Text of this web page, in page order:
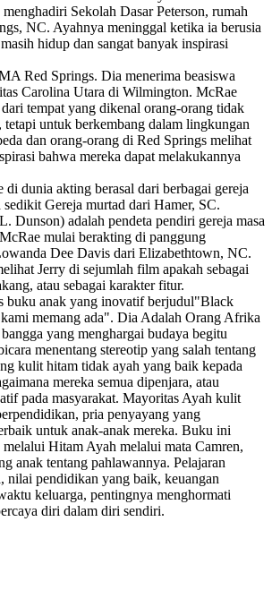
Sekolah Dasar Peterson, rumah
NC. Ayahnya meninggal ketika ia berusia
hidup dan sangat banyak inspirasi
Red Springs. Dia menerima beasiswa
Carolina Utara di Wilmington. McRae
tempat yang dikenal orang-orang tidak
untuk berkembang dalam lingkungan
dan orang-orang di Red Springs melihat
bahwa mereka dapat melakukannya
di dunia akting berasal dari berbagai gereja
Gereja murtad dari Hamer, SC.
Dunson) adalah pendeta pendiri gereja masa
mulai berakting di panggung
Dee Davis dari Elizabethtown, NC.
Jerry di sejumlah film apakah sebagai
atau sebagai karakter fitur.
buku anak yang inovatif berjudul"Black
kami memang ada". Dia Adalah Orang Afrika
yang menghargai budaya begitu
menentang stereotip yang salah tentang
kulit hitam tidak ayah yang baik kepada
mereka semua dipenjara, atau
pada masyarakat. Mayoritas Ayah kulit
pria penyayang yang
untuk anak-anak mereka. Buku ini
melalui Hitam Ayah melalui mata Camren,
anak tentang pahlawannya. Pelajaran
nilai pendidikan yang baik, keuangan
keluarga, pentingnya menghormati
diri dalam diri sendiri.